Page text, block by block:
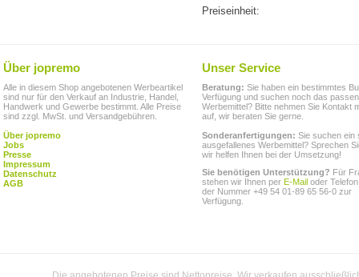
Preiseinheit:
Über jopremo
Alle in diesem Shop angebotenen Werbeartikel
sind nur für den Verkauf an Industrie, Handel,
Handwerk und Gewerbe bestimmt. Alle Preise
sind zzgl. MwSt. und Versandgebühren.
Über jopremo
Jobs
Presse
Impressum
Datenschutz
AGB
Unser Service
Beratung: Sie haben ein bestimmtes
Verfügung und suchen noch das
Werbemittel? Bitte nehmen Sie Kontakt
auf, wir beraten Sie gerne.
Sonderanfertigungen: Sie suchen ein
ausgefallenes Werbemittel? Sprechen
wir helfen Ihnen bei der Umsetzung!
Sie benötigen Unterstützung? Für
stehen wir Ihnen per E-Mail oder
der Nummer +49 54 01-89 65 56-0 zur
Verfügung.